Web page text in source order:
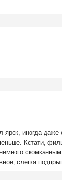
ярок, иногда
Кстати,
слегка